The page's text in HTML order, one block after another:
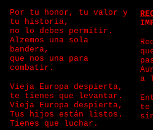
Por tu honor, tu valor y
tu historia,
no lo debes permitir.
Alzemos una sola
bandera,
que nos una para
combatir.
Vieja Europa despierta,
te tienes que levantar.
Vieja Europa despierta,
Tus hijos están listos.
Tienes que luchar.
a
te